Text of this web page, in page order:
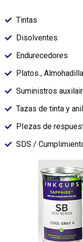
Tintas
Disolventes
Endurecedores
Platos ,
Suministros
Tazas de tinta y
PIezas de
SDS /